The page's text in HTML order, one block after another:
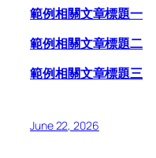
範例相關文章標題一
範例相關文章標題二
範例相關文章標題三
June 22, 2026